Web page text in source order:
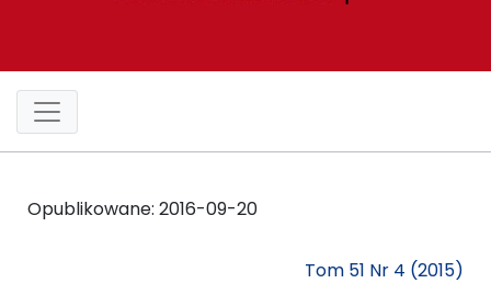
Opublikowane: 2016-09-20
Tom 51 Nr 4 (2015)